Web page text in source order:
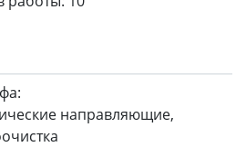
направляющие,